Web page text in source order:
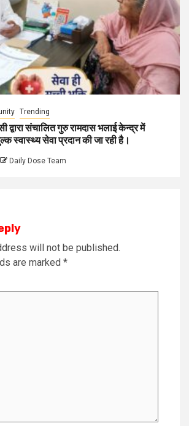
Trending
संचालित गुरु रामदास भलाई केन्द्र में
स्वास्थ्य सेवा प्रदान की जा रही है।
Daily Dose Team
will not be published.
are marked *